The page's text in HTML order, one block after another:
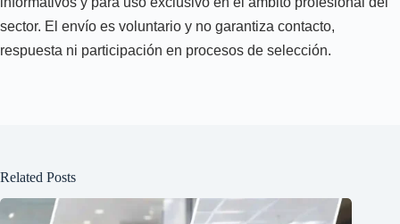
sector. El envío es voluntario y no garantiza contacto,
respuesta ni participación en procesos de selección.
Related Posts